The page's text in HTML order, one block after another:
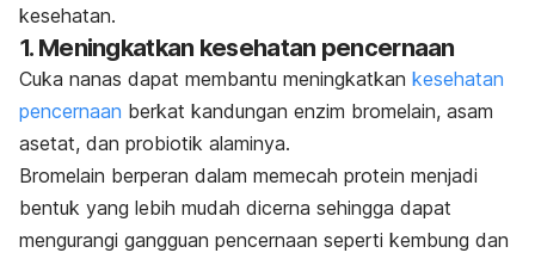
kesehatan.
1. Meningkatkan kesehatan pencernaan
Cuka nanas dapat membantu meningkatkan kesehatan
pencernaan berkat kandungan enzim bromelain, asam
asetat, dan probiotik alaminya.
Bromelain berperan dalam memecah protein menjadi
bentuk yang lebih mudah dicerna sehingga dapat
mengurangi gangguan pencernaan seperti kembung dan